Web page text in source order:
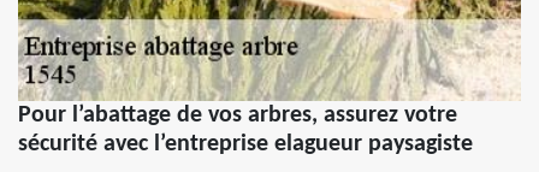
Pour l’abattage de vos arbres, assurez votre
sécurité avec l’entreprise elagueur paysagiste